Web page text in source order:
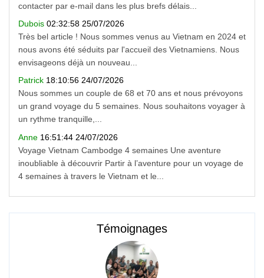
contacter par e-mail dans les plus brefs délais...
Dubois 02:32:58 25/07/2026
Très bel article ! Nous sommes venus au Vietnam en 2024 et
nous avons été séduits par l'accueil des Vietnamiens. Nous
envisageons déjà un nouveau...
Patrick 18:10:56 24/07/2026
Nous sommes un couple de 68 et 70 ans et nous prévoyons
un grand voyage du 5 semaines. Nous souhaitons voyager à
un rythme tranquille,...
Anne 16:51:44 24/07/2026
Voyage Vietnam Cambodge 4 semaines Une aventure
inoubliable à découvrir Partir à l’aventure pour un voyage de
4 semaines à travers le Vietnam et le...
Témoignages